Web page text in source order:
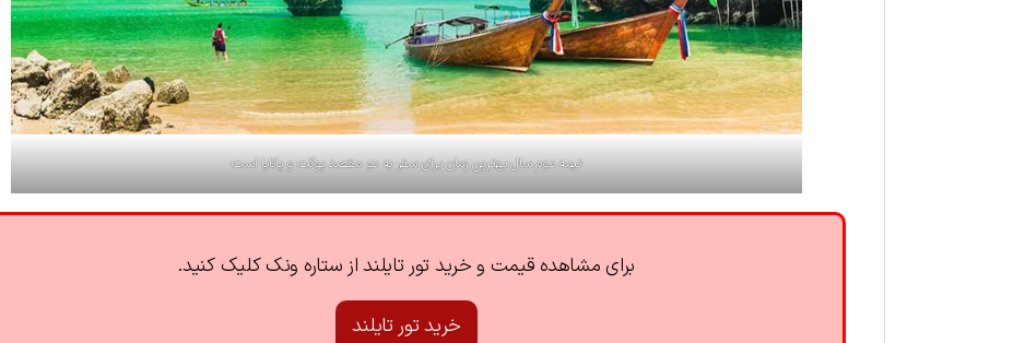
نیمه دوم سال بهترین زمان برای سفر به دو مقصد پوکت و پاتایا است
برای مشاهده قیمت و خرید تور تایلند از ستاره ونک کلیک کنید.
خرید تور تایلند